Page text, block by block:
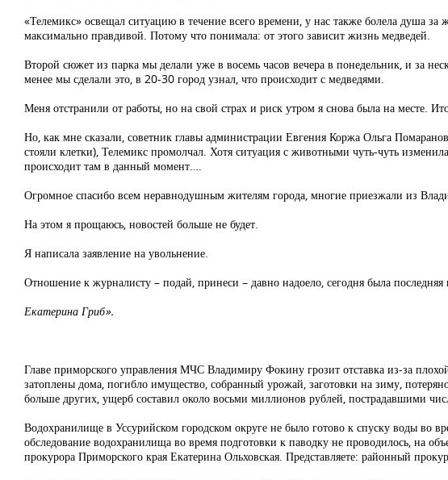
«Телемикс» освещал ситуацию в течение всего времени, у нас также болела душа
максимально правдивой. Потому что понимала: от этого зависит жизнь медведей.
Второй сюжет из парка мы делали уже в восемь часов вечера в понедельник, и за
менее мы сделали это, в 20-30 город узнал, что происходит с медведями.
Меня отстранили от работы, но на свой страх и риск утром я снова была на месте.
Но, как мне сказали, советник главы администрации Евгения Коржа Ольга
стояли клетки), Телемикс промолчал. Хотя ситуация с животными чуть-чуть
происходит там в данный момент….
Огромное спасибо всем неравнодушным жителям города, многие приезжали из
На этом я прощаюсь, новостей больше не будет.
Я написала заявление на увольнение.
Отношение к журналисту – подай, принеси – давно надоело, сегодня была последняя
Екатерина Гриб».
Главе приморского управления МЧС Владимиру Фокину грозит отставка из-за
затоплены дома, погибло имущество, собранный урожай, заготовки на зиму,
больше других, ущерб составил около восьми миллионов рублей, пострадавшими
Водохранилище в Уссурийском городском округе не было готово к спуску воды во
обследование водохранилища во время подготовки к паводку не проводилось, на
прокурора Приморского края Екатерина Ольховская. Представляете: районный